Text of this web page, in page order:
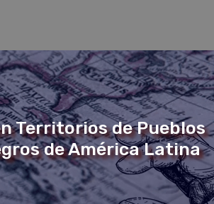
Territorios de Pueblos
de América Latina